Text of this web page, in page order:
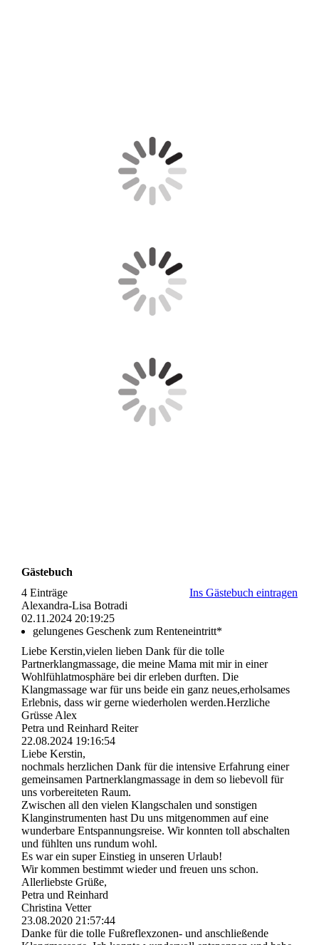
Gästebuch
4 Einträge
Ins Gästebuch eintragen
Alexandra-Lisa Botradi
02.11.2024 20:19:25
gelungenes Geschenk zum Renteneintritt*
Liebe Kerstin,vielen lieben Dank für die tolle
Partnerklangmassage, die meine Mama mit mir in einer
Wohlfühlatmosphäre bei dir erleben durften. Die
Klangmassage war für uns beide ein ganz neues,erholsames
Erlebnis, dass wir gerne wiederholen werden.Herzliche
Grüsse Alex
Petra und Reinhard Reiter
22.08.2024 19:16:54
Liebe Kerstin,
nochmals herzlichen Dank für die intensive Erfahrung einer
gemeinsamen Partnerklangmassage in dem so liebevoll für
uns vorbereiteten Raum.
Zwischen all den vielen Klangschalen und sonstigen
Klanginstrumenten hast Du uns mitgenommen auf eine
wunderbare Entspannungsreise. Wir konnten toll abschalten
und fühlten uns rundum wohl.
Es war ein super Einstieg in unseren Urlaub!
Wir kommen bestimmt wieder und freuen uns schon.
Allerliebste Grüße,
Petra und Reinhard
Christina Vetter
23.08.2020 21:57:44
Danke für die tolle Fußreflexzonen- und anschließende